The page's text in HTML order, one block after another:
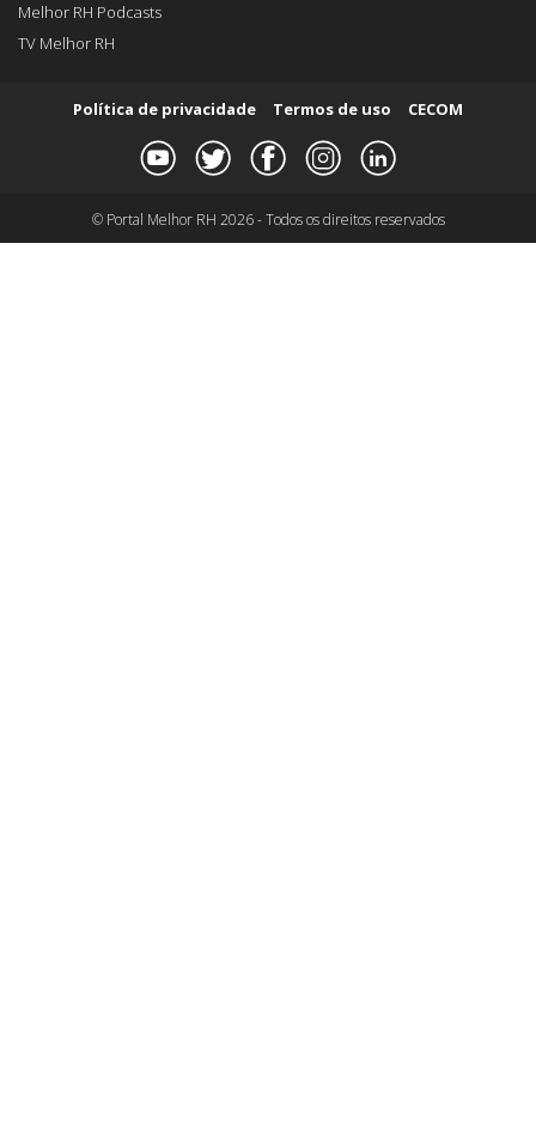
Melhor RH Podcasts
TV Melhor RH
Política de privacidade Termos de uso CECOM
© Portal Melhor RH 2026 - Todos os direitos reservados